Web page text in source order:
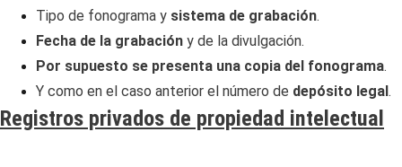
Tipo de fonograma y sistema de grabación.
Fecha de la grabación y de la divulgación.
Por supuesto se presenta una copia del fonograma.
Y como en el caso anterior el número de depósito legal.
Registros privados de propiedad intelectual